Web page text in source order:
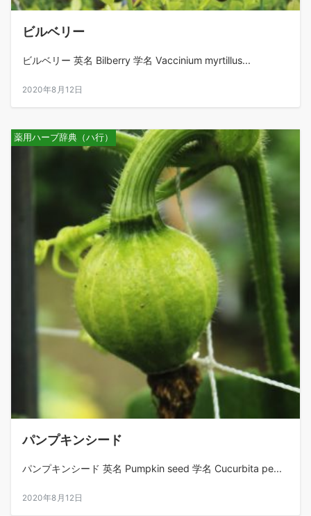
ビルベリー
ビルベリー 英名 Bilberry 学名 Vaccinium myrtillus...
2020年8月12日
薬用ハーブ辞典（ハ行）
パンプキンシード
パンプキンシード 英名 Pumpkin seed 学名 Cucurbita pe...
2020年8月12日